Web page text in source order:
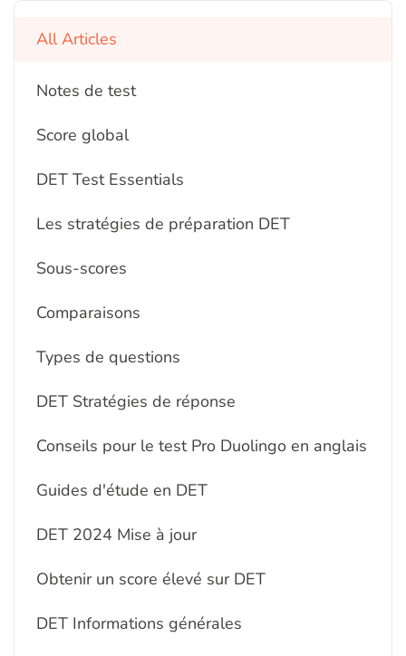
All Articles
Notes de test
Score global
DET Test Essentials
Les stratégies de préparation DET
Sous-scores
Comparaisons
Types de questions
DET Stratégies de réponse
Conseils pour le test Pro Duolingo en anglais
Guides d'étude en DET
DET 2024 Mise à jour
Obtenir un score élevé sur DET
DET Informations générales